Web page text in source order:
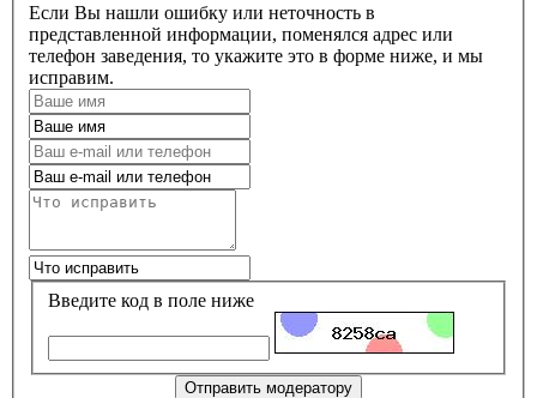
Если Вы нашли ошибку или неточность в
представленной информации, поменялся адрес или
телефон заведения, то укажите это в форме ниже, и мы
исправим.
Введите код в поле ниже
Отправить модератору